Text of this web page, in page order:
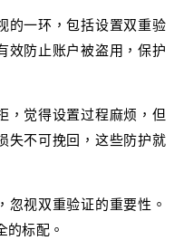
的一环，包括设置双重验
效防止账户被盗用，保护
，觉得设置过程麻烦，但
失不可挽回，这些防护就
忽视双重验证的重要性。
的标配。